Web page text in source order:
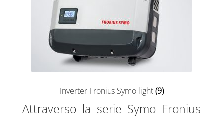
Inverter Fronius Symo light(9)
Attraverso la serie Symo Fronius